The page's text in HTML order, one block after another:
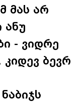
მას არ
ანუ
- ვიდრე
ბევრ